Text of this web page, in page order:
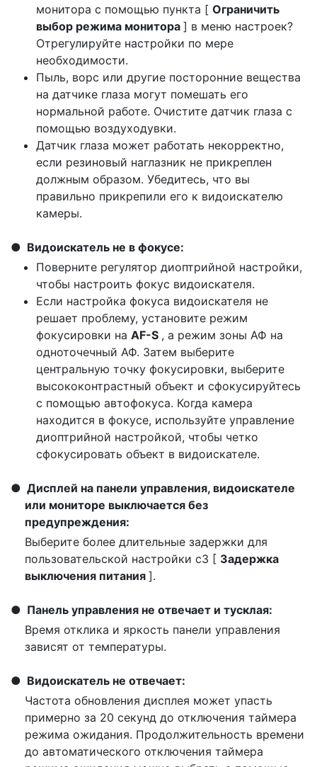
монитора с помощью пункта [ Ограничить
выбор режима монитора ] в меню настроек?
Отрегулируйте настройки по мере
необходимости.
Пыль, ворс или другие посторонние вещества
на датчике глаза могут помешать его
нормальной работе. Очистите датчик глаза с
помощью воздуходувки.
Датчик глаза может работать некорректно,
если резиновый наглазник не прикреплен
должным образом. Убедитесь, что вы
правильно прикрепили его к видоискателю
камеры.
Видоискатель не в фокусе:
Поверните регулятор диоптрийной настройки,
чтобы настроить фокус видоискателя.
Если настройка фокуса видоискателя не
решает проблему, установите режим
фокусировки на AF-S , а режим зоны АФ на
одноточечный АФ. Затем выберите
центральную точку фокусировки, выберите
высококонтрастный объект и сфокусируйтесь
с помощью автофокуса. Когда камера
находится в фокусе, используйте управление
диоптрийной настройкой, чтобы четко
сфокусировать объект в видоискателе.
Дисплей на панели управления, видоискателе
или мониторе выключается без
предупреждения:
Выберите более длительные задержки для
пользовательской настройки c3 [ Задержка
выключения питания ].
Панель управления не отвечает и тусклая:
Время отклика и яркость панели управления
зависят от температуры.
Видоискатель не отвечает:
Частота обновления дисплея может упасть
примерно за 20 секунд до отключения таймера
режима ожидания. Продолжительность времени
до автоматического отключения таймера